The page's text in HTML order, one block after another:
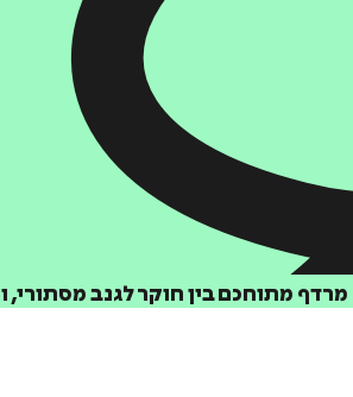
הוספה לסל
מרדף מתוחכם בין חוקר לגנב